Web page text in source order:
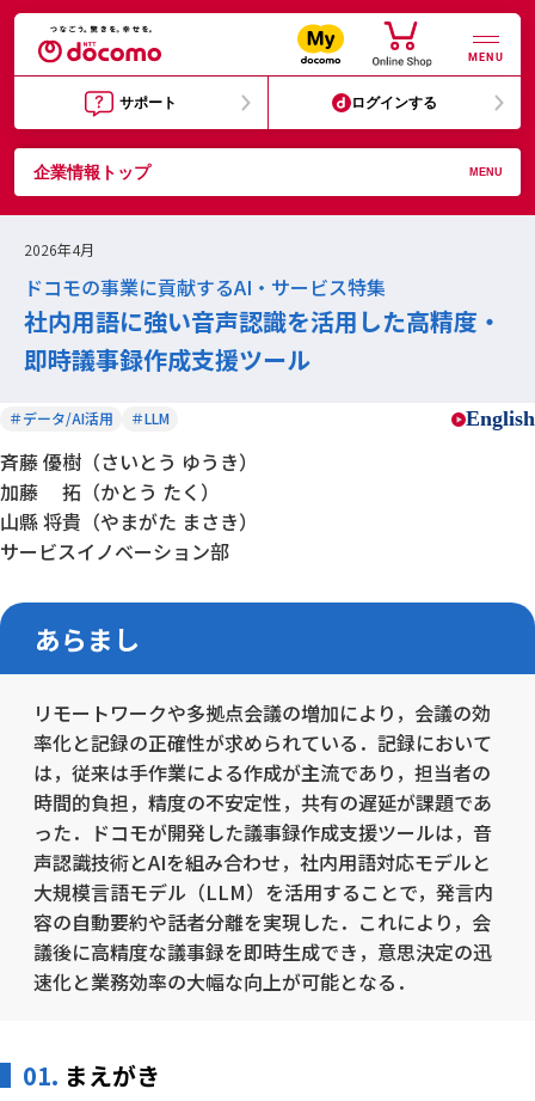
MENU
サポート ログインする
企業情報トップ MENU
2026年4月
ドコモの事業に貢献するAI・サービス特集
社内用語に強い音声認識を活用した高精度・
即時議事録作成支援ツール
＃データ/AI活用 ＃LLM English
斉藤 優樹（さいとう ゆうき）
加藤 拓（かとう たく）
山縣 将貴（やまがた まさき）
サービスイノベーション部
あらまし
リモートワークや多拠点会議の増加により，会議の効
率化と記録の正確性が求められている．記録において
は，従来は手作業による作成が主流であり，担当者の
時間的負担，精度の不安定性，共有の遅延が課題であ
った．ドコモが開発した議事録作成支援ツールは，音
声認識技術とAIを組み合わせ，社内用語対応モデルと
大規模言語モデル（LLM）を活用することで，発言内
容の自動要約や話者分離を実現した．これにより，会
議後に高精度な議事録を即時生成でき，意思決定の迅
速化と業務効率の大幅な向上が可能となる．
01. まえがき